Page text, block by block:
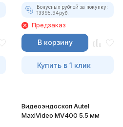
Бонусных рублей за покупку:
13395.94руб.
Предзаказ
В корзину
Купить в 1 клик
Видеоэндоскоп Autel
MaxiVideo MV400 5.5 мм